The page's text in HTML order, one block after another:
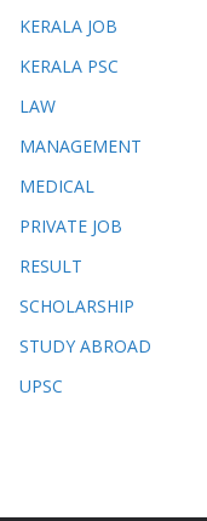
KERALA JOB
KERALA PSC
LAW
MANAGEMENT
MEDICAL
PRIVATE JOB
RESULT
SCHOLARSHIP
STUDY ABROAD
UPSC